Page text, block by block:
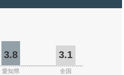
3.8 3.1
愛知県 全国